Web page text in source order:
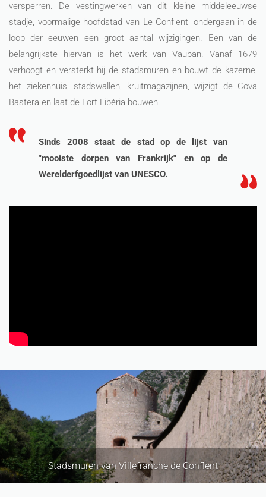
versperren. De vestingwerken van dit kleine middeleeuwse
stadje, voormalige hoofdstad van Le Conflent, ondergaan in de
loop der eeuwen een groot aantal wijzigingen. Een van de
belangrijkste hiervan is het werk van Vauban. Vanaf 1679
verhoogt en versterkt hij de stadsmuren en bouwt de kazerne,
het ziekenhuis, stadswallen, kruitmagazijnen, wijzigt de Cova
Bastera en laat de Fort Libéria bouwen.
Sinds 2008 staat de stad op de lijst van
"mooiste dorpen van Frankrijk" en op de
Werelderfgoedlijst van UNESCO.
Stadsmuren van Villefranche de Conflent